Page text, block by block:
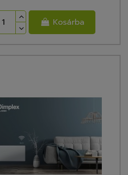
Kosárba